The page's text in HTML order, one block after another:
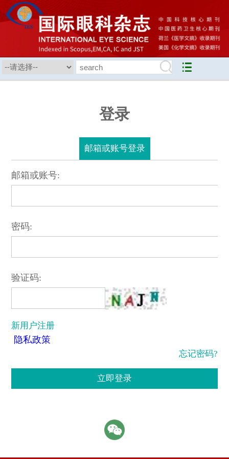
登录
邮箱或账号登录
邮箱或账号:
密码:
验证码:
新用户注册
隐私政策
忘记密码?
立即登录